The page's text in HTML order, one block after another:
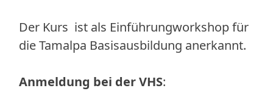
Der Kurs ist als Einführungworkshop für
die Tamalpa Basisausbildung anerkannt.
Anmeldung bei der VHS: